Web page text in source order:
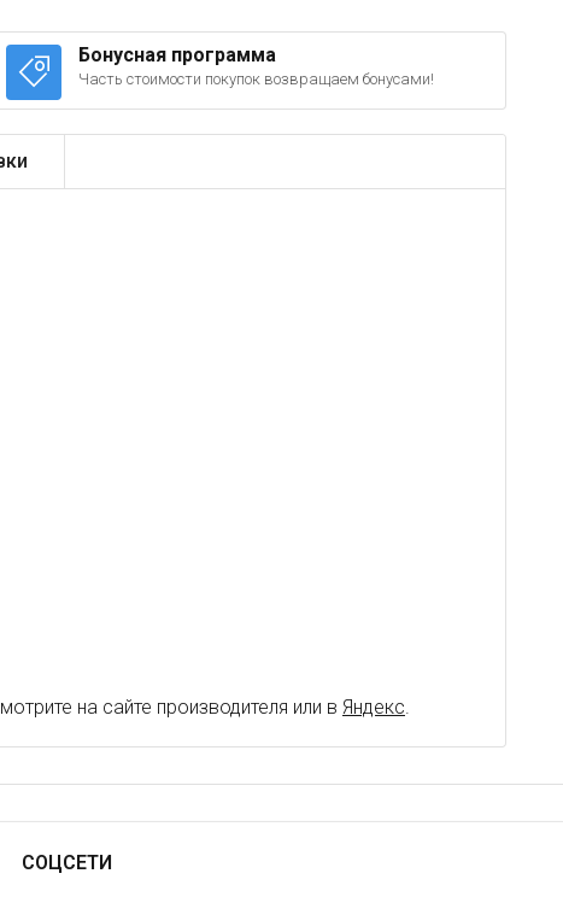
Бонусная программа
Часть стоимости покупок возвращаем бонусами!
на сайте производителя или в Яндекс.
СОЦСЕТИ